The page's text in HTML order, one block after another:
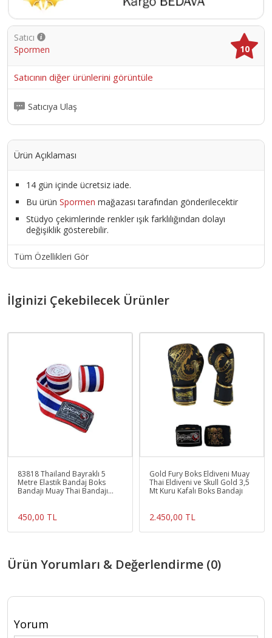
Satıcı
Spormen
10
Satıcının diğer ürünlerini görüntüle
Satıcıya Ulaş
Ürün Açıklaması
14 gün içinde ücretsiz iade.
Bu ürün Spormen mağazası tarafından gönderilecektir
Stüdyo çekimlerinde renkler ışık farklılığından dolayı
değişiklik gösterebilir.
Tüm Özellikleri Gör
İlginizi Çekebilecek Ürünler
83818 Thailand Bayraklı 5
Metre Elastik Bandaj Boks
Bandajı Muay Thai Bandajı
450,00 TL
Gold Fury Boks Eldiveni Muay
Thai Eldiveni ve Skull Gold 3,5
Mt Kuru Kafalı Boks Bandajı
2.450,00 TL
Ürün Yorumları & Değerlendirme (0)
Yorum